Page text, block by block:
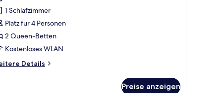
1 Schlafzimmer
Platz für 4 Personen
2 Queen-Betten
Kostenloses WLAN
Details
Preise anzeigen